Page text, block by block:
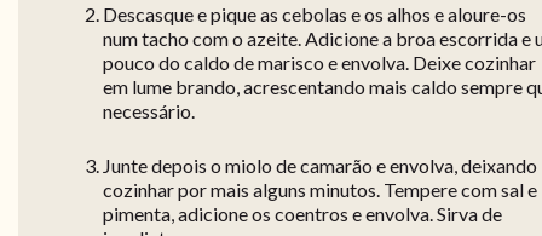
Descasque e pique as cebolas e os alhos e aloure-os
num tacho com o azeite. Adicione a broa escorrida e
pouco do caldo de marisco e envolva. Deixe cozinhar
em lume brando, acrescentando mais caldo sempre
necessário.
Junte depois o miolo de camarão e envolva, deixando
cozinhar por mais alguns minutos. Tempere com sal e
pimenta, adicione os coentros e envolva. Sirva de